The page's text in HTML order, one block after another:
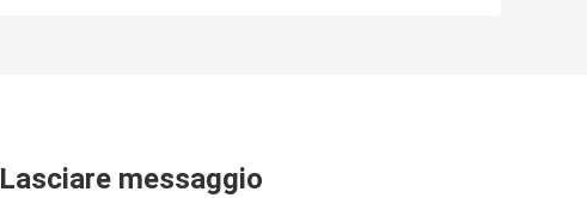
Lasciare messaggio